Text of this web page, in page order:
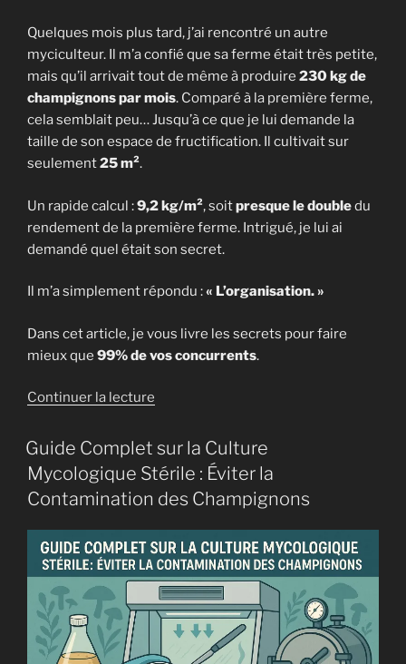
Quelques mois plus tard, j’ai rencontré un autre
myciculteur. Il m’a confié que sa ferme était très petite,
mais qu’il arrivait tout de même à produire 230 kg de
champignons par mois. Comparé à la première ferme,
cela semblait peu… Jusqu’à ce que je lui demande la
taille de son espace de fructification. Il cultivait sur
seulement25 m².
Un rapide calcul :9,2 kg/m², soitpresque le doubledu
rendement de la première ferme. Intrigué, je lui ai
demandé quel était son secret.
Il m’a simplement répondu :« L’organisation. »
Dans cet article, je vous livre les secrets pour faire
mieux que 99% de vos concurrents.
Continuer la lecture
production
de
champignons
:
planning,
rentabilité
et
optimisation »
Guide Complet sur la Culture
Mycologique Stérile : Éviter la
Contamination des Champignons